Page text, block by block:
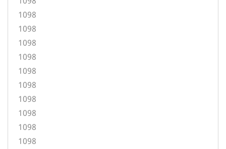
1098
1098
1098
1098
1098
1098
1098
1098
1098
1098